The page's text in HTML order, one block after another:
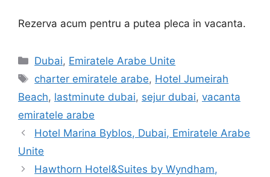
Rezerva acum pentru a putea pleca in vacanta.
Categorii
Dubai, Emiratele Arabe Unite
Etichete
charter emiratele arabe, Hotel Jumeirah
Beach, lastminute dubai, sejur dubai, vacanta
emiratele arabe
Hotel Marina Byblos, Dubai, Emiratele Arabe
Unite
Hawthorn Hotel&Suites by Wyndham,